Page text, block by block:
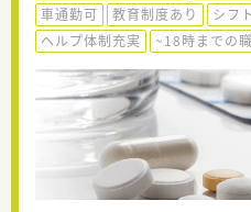
車通勤可
教育制度あり シフ
ヘルプ体制充実
~18時までの